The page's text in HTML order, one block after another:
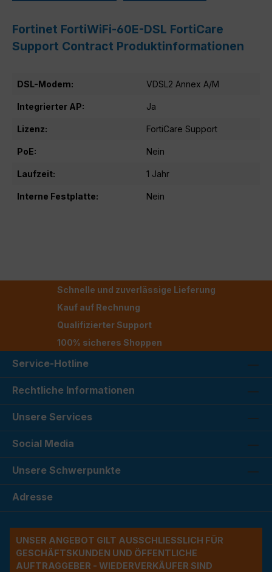
Fortinet FortiWiFi-60E-DSL FortiCare
Support Contract Produktinformationen
DSL-Modem: VDSL2 Annex A/M
Integrierter AP: Ja
Lizenz: FortiCare Support
PoE: Nein
Laufzeit: 1 Jahr
Interne Festplatte: Nein
Schnelle und zuverlässige Lieferung
Kauf auf Rechnung
Qualifizierter Support
100% sicheres Shoppen
Service-Hotline
Rechtliche Informationen
Unsere Services
Social Media
Unsere Schwerpunkte
Adresse
UNSER ANGEBOT GILT AUSSCHLIESSLICH FÜR G
ESCHÄFTSKUNDEN UND ÖFFENTLICHE A
UFTRAGGEBER - WIEDERVERKÄUFER SIND A